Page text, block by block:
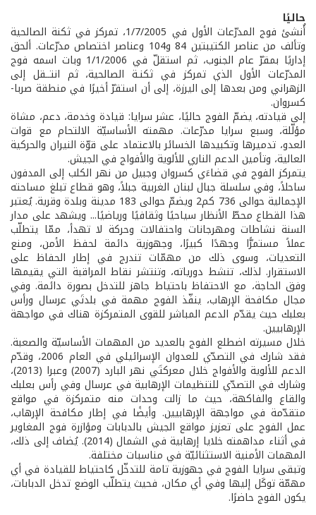
حاليًا
أُنشئ فوج المدرّعات الأول في 1/7/2005، تمركز في ثكنة الصالحية
وتألف من عناصر الكتيبتين 84 و104 وعناصر اختصاص مدرّعات. ألحق
إداريًا بمقرّ عام الجنوب، ثم استقلّ في 1/1/2006 وبات اسمه فوج
المدرّعات الأول الذي تمركز في ثكنـة الصالحية، ثم انتــقل إلى
الزهراني ومن بعدها إلى اليرزة، إلى أن استقرّ أخيرًا في منطقة صربا-
كسروان.
إلى قيادته، يضمّ الفوج حاليًا، عشر سرايا: قيادة وخدمة، دعم، مشاة
مؤلّلة، وسبع سرايا مدرّعات. مهمته الأساسيّة الالتحام مع قوات
العدو، تدميرها وتكبيدها الخسائر بالاعتماد على قوّة النيران والحركية
العالية، وتأمين الدعم الناري للألوية والأفواج في الجيش.
يتمركز الفوج في قضاءَي كسروان وجبيل من نهر الكلب إلى المدفون
ساحلاً، وفي سلسلة جبال لبنان الغربية جبلاً، وهو قطاع تبلغ مساحته
الإجمالية حوالى 736 كم2 ويضمّ حوالى 183 مدينة وبلدة وقرية. يُعتبر
هذا القطاع محطّ الأنظار سياحيًا وثقافيًا ورياضيًا... ويشهد على مدار
السنة نشاطات ومهرجانات واحتفالات وحركة لا تهدأ، ممّا يتطلّب
عملاً مستمرًّا وجهدًا كبيرًا، وجهوزية دائمة لحفظ الأمن، ومنع
التعديات، وسوى ذلك من مهمّات تندرج في إطار الحفاظ على
الاستقرار. لذلك، تنشط دورياته، وتنتشر نقاط المراقبة التي يقيمها
وفق الحاجة، مع الاحتفاظ باحتياط جاهز للتدخل بصورة دائمة. وفي
مجال مكافحة الإرهاب، ينفّذ الفوج مهمة في بلدتَي عرسال ورأس
بعلبك حيث يقدّم الدعم المباشر للقوى المتمركزة هناك في مواجهة
الإرهابيين.
خلال مسيرته اضطلع الفوج بالعديد من المهمات الأساسيّة والصعبة.
فقد شارك في التصدّي للعدوان الإسرائيلي في العام 2006، وقدّم
الدعم للألوية والأفواج خلال معركتَي نهر البارد (2007) وعبرا (2013)،
وشارك في التصدّي للتنظيمات الإرهابية في عرسال وفي رأس بعلبك
والقاع والفاكهة، حيث ما زالت وحدات منه متمركزة في مواقع
متقدّمة في مواجهة الإرهابيين. وأيضًا في إطار مكافحة الإرهاب،
عمل الفوج على تعزيز مواقع الجيش بالدبابات ومؤازرة فوج المغاوير
في أثناء مداهمته خلايا إرهابية في الشمال (2014). يُضاف إلى ذلك،
المهمات الأمنية الاستثنائيّة في مناسبات مختلفة.
وتبقى سرايا الفوج في جهوزية تامة للتدخّل كاحتياط للقيادة في أي
مهمّة توكَل إليها وفي أي مكان، فحيث يتطلّب الوضع تدخل الدبابات،
يكون الفوج حاضرًا.